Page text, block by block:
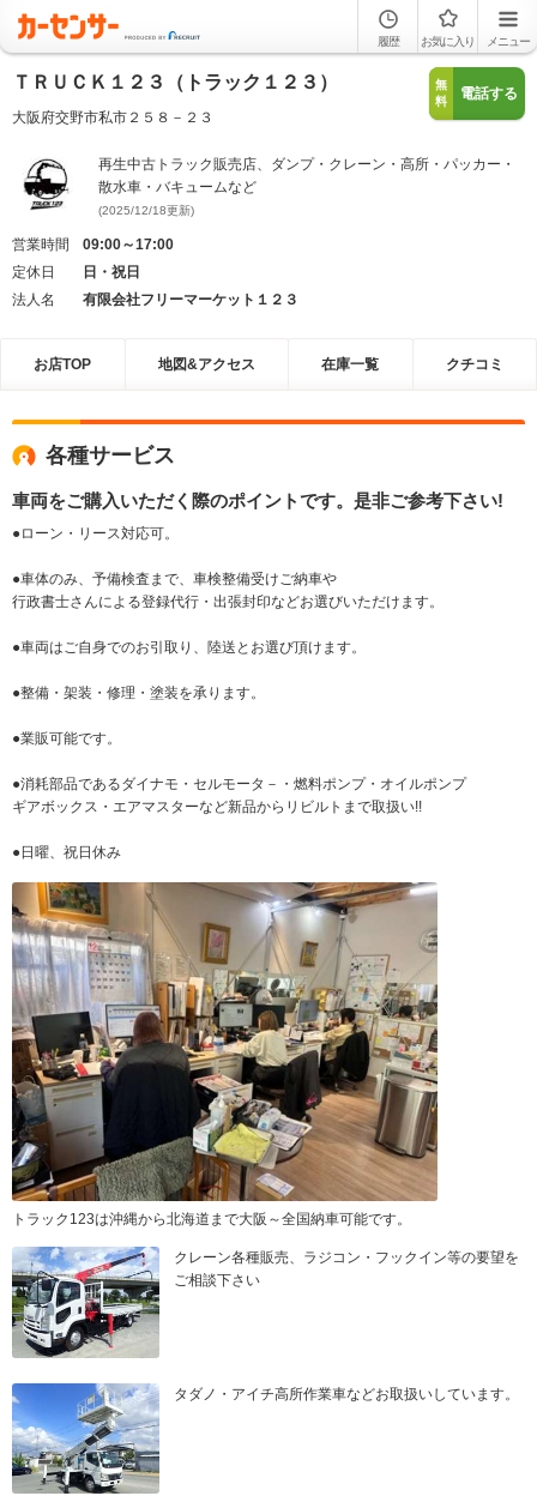
履歴 お気に入り メニュー
ＴＲＵＣＫ１２３（トラック１２３）
大阪府交野市私市２５８－２３
無
料
電話する
再生中古トラック販売店、ダンプ・クレーン・高所・パッカー・
散水車・バキュームなど
(2025/12/18更新)
営業時間
09:00～17:00
定休日
日・祝日
法人名
有限会社フリーマーケット１２３
お店TOP 地図&アクセス 在庫一覧 クチコミ
各種サービス
車両をご購入いただく際のポイントです。是非ご参考下さい!
●ローン・リース対応可。
●車体のみ、予備検査まで、車検整備受けご納車や
行政書士さんによる登録代行・出張封印などお選びいただけます。
●車両はご自身でのお引取り、陸送とお選び頂けます。
●整備・架装・修理・塗装を承ります。
●業販可能です。
●消耗部品であるダイナモ・セルモータ－・燃料ポンプ・オイルポンプ
ギアボックス・エアマスターなど新品からリビルトまで取扱い!!
●日曜、祝日休み
トラック123は沖縄から北海道まで大阪～全国納車可能です。
クレーン各種販売、ラジコン・フックイン等の要望を
ご相談下さい
タダノ・アイチ高所作業車などお取扱いしています。